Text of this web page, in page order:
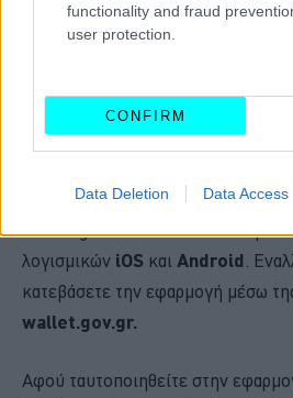
functionality and fraud
user protection.
CONFIRM
Data Deletion Data Access
Πώς προσθέτω το
Το Gov.gr Wallet είναι διαθέσιμο
λογισμικών iOS και Android.
κατεβάσετε την εφαρμογή μέσω
wallet.gov.gr.
Αφού ταυτοποιηθείτε στην